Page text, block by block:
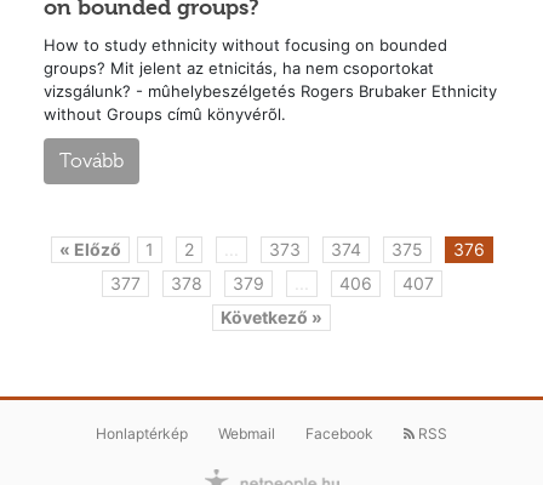
on bounded groups?
How to study ethnicity without focusing on bounded
groups? Mit jelent az etnicitás, ha nem csoportokat
vizsgálunk? - mûhelybeszélgetés Rogers Brubaker Ethnicity
without Groups címû könyvérõl.
Tovább
« Előző 1 2 373 374 375
376
377
378 379 406
407
Következő »
Honlaptérkép Webmail Facebook RSS